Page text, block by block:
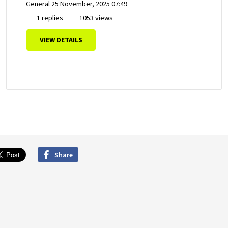
General 25 November, 2025 07:49
1 replies
1053 views
VIEW DETAILS
Share